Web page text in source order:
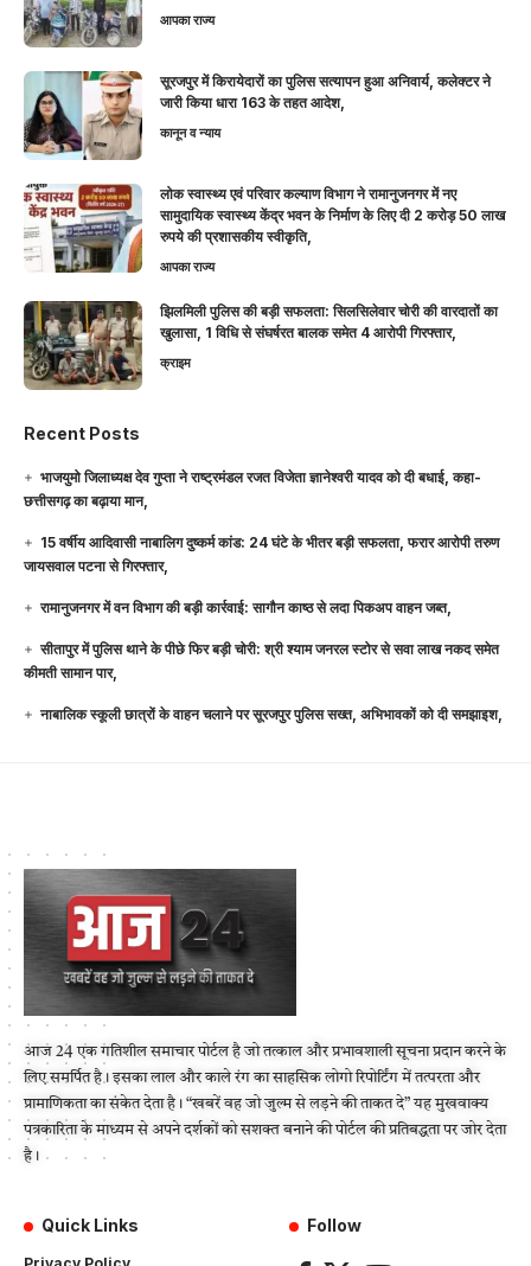
आपका राज्य
सूरजपुर में किरायेदारों का पुलिस सत्यापन हुआ अनिवार्य, कलेक्टर ने
जारी किया धारा 163 के तहत आदेश,
कानून व न्याय
लोक स्वास्थ्य एवं परिवार कल्याण विभाग ने रामानुजनगर में नए
सामुदायिक स्वास्थ्य केंद्र भवन के निर्माण के लिए दी 2 करोड़ 50 लाख
रुपये की प्रशासकीय स्वीकृति,
आपका राज्य
झिलमिली पुलिस की बड़ी सफलता: सिलसिलेवार चोरी की वारदातों का
खुलासा, 1 विधि से संघर्षरत बालक समेत 4 आरोपी गिरफ्तार,
क्राइम
Recent Posts
भाजयुमो जिलाध्यक्ष देव गुप्ता ने राष्ट्रमंडल रजत विजेता ज्ञानेश्वरी यादव को दी बधाई, कहा-
छत्तीसगढ़ का बढ़ाया मान,
15 वर्षीय आदिवासी नाबालिग दुष्कर्म कांड: 24 घंटे के भीतर बड़ी सफलता, फरार आरोपी तरुण
जायसवाल पटना से गिरफ्तार,
रामानुजनगर में वन विभाग की बड़ी कार्रवाई: सागौन काष्ठ से लदा पिकअप वाहन जब्त,
सीतापुर में पुलिस थाने के पीछे फिर बड़ी चोरी: श्री श्याम जनरल स्टोर से सवा लाख नकद समेत
कीमती सामान पार,
नाबालिक स्कूली छात्रों के वाहन चलाने पर सूरजपुर पुलिस सख्त, अभिभावकों को दी समझाइश,
आज 24 एक गतिशील समाचार पोर्टल है जो तत्काल और प्रभावशाली सूचना प्रदान करने के
लिए समर्पित है। इसका लाल और काले रंग का साहसिक लोगो रिपोर्टिंग में तत्परता और
प्रामाणिकता का संकेत देता है। “खबरें वह जो जुल्म से लड़ने की ताकत दे” यह मुखवाक्य
पत्रकारिता के माध्यम से अपने दर्शकों को सशक्त बनाने की पोर्टल की प्रतिबद्धता पर जोर देता
है।
Quick Links Follow